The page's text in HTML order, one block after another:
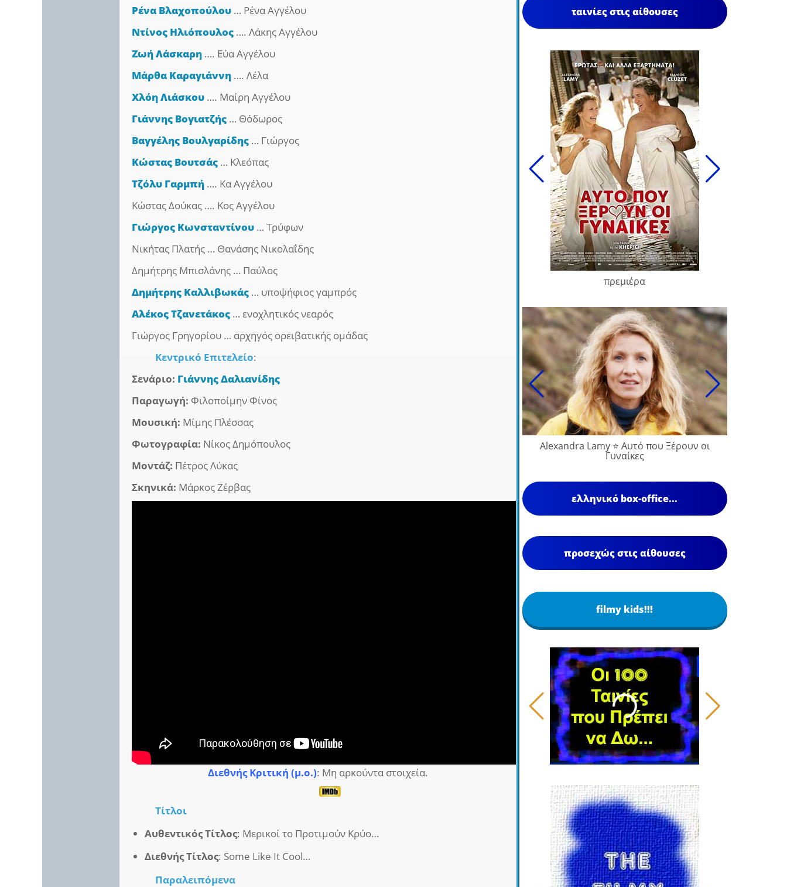
Ρένα Βλαχοπούλου … Ρένα Αγγέλου
Ντίνος Ηλιόπουλος …. Λάκης Αγγέλου
Ζωή Λάσκαρη …. Εύα Αγγέλου
Μάρθα Καραγιάννη …. Λέλα
Χλόη Λιάσκου …. Μαίρη Αγγέλου
Γιάννης Βογιατζής … Θόδωρος
Βαγγέλης Βουλγαρίδης … Γιώργος
Κώστας Βουτσάς … Κλεόπας
Τζόλυ Γαρμπή …. Κα Αγγέλου
Κώστας Δούκας …. Κος Αγγέλου
Γιώργος Κωνσταντίνου … Τρύφων
Νικήτας Πλατής … Θανάσης Νικολαΐδης
Δημήτρης Μπισλάνης … Παύλος
Δημήτρης Καλλιβωκάς … υποψήφιος γαμπρός
Αλέκος Τζανετάκος … ενοχλητικός νεαρός
Γιώργος Γρηγορίου … αρχηγός ορειβατικής ομάδας
Κεντρικό Επιτελείο:
Σενάριο: Γιάννης Δαλιανίδης
Παραγωγή: Φιλοποίμην Φίνος
Μουσική: Μίμης Πλέσσας
Φωτογραφία: Νίκος Δημόπουλος
Μοντάζ: Πέτρος Λύκας
Σκηνικά: Μάρκος Ζέρβας
Διεθνής Κριτική (μ.ο.): Μη αρκούντα στοιχεία.
Τίτλοι
Αυθεντικός Τίτλος: Μερικοί το Προτιμούν Κρύο…
Διεθνής Τίτλος: Some Like It Cool…
Παραλειπόμενα
ταινίες στις αίθουσες
πρεμιέρα
Alexandra Lamy ⭐ Αυτό που Ξέρουν οι
Γυναίκες
ελληνικό box-office...
προσεχώς στις αίθουσες
filmy kids!!!